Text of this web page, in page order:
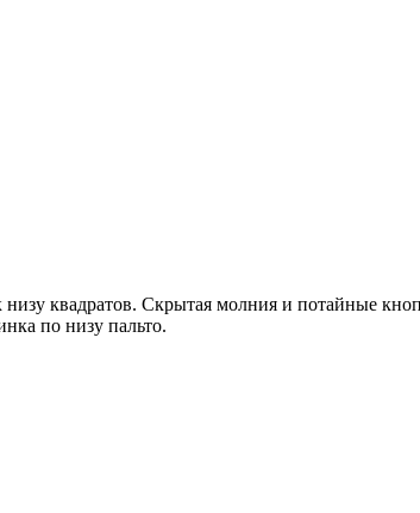
квадратов. Скрытая молния и потайные
по низу пальто.